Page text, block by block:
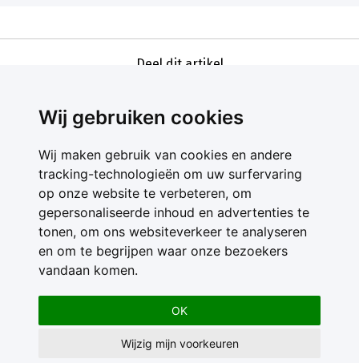
Wij gebruiken cookies
Wij maken gebruik van cookies en andere
tracking-technologieën om uw surfervaring
op onze website te verbeteren, om
gepersonaliseerde inhoud en advertenties te
tonen, om ons websiteverkeer te analyseren
en om te begrijpen waar onze bezoekers
vandaan komen.
OK
Wijzig mijn voorkeuren
Deel dit artikel
Contact
Feedback
Nieuwsbrief
Adverteren
Gebruikersvoorwaarden
Privacy Statement